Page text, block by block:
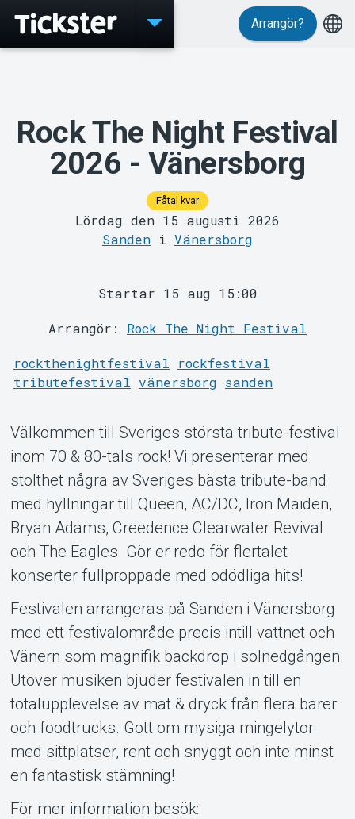
MyTickster
Support
Om Tickster
Arrangör?
Rock The Night Festival
2026 - Vänersborg
Fåtal kvar
Lördag den 15 augusti 2026
Sanden i Vänersborg
Startar 15 aug 15:00
Arrangör: Rock The Night Festival
rockthenightfestival
rockfestival
tributefestival vänersborg sanden
Välkommen till Sveriges största tribute-festival
inom 70 & 80-tals rock! Vi presenterar med
stolthet några av Sveriges bästa tribute-band
med hyllningar till Queen, AC/DC, Iron Maiden,
Bryan Adams, Creedence Clearwater Revival
och The Eagles. Gör er redo för flertalet
konserter fullproppade med odödliga hits!
Festivalen arrangeras på Sanden i Vänersborg
med ett festivalområde precis intill vattnet och
Vänern som magnifik backdrop i solnedgången.
Utöver musiken bjuder festivalen in till en
totalupplevelse av mat & dryck från flera barer
och foodtrucks. Gott om mysiga mingelytor
med sittplatser, rent och snyggt och inte minst
en fantastisk stämning!
För mer information besök: